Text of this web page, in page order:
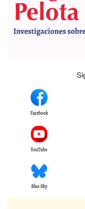
Facebook
YouTube
Blue Sky